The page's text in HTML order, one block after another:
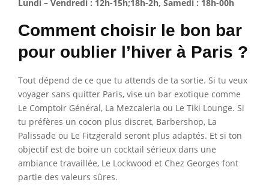
Lundi – Vendredi : 12h-15h;18h-2h, Samedi : 18h-00h
Comment choisir le bon bar
pour oublier l’hiver à Paris ?
Tout dépend de ce que tu attends de ta sortie. Si tu veux
voyager sans quitter Paris, vise un bar exotique comme
Le Comptoir Général, La Mezcaleria ou Le Tiki Lounge. Si
tu préfères un cocon plus discret, Barbershop, La
Palissade ou Le Fitzgerald seront plus adaptés. Et si ton
objectif est de boire un cocktail sérieux dans une
ambiance travaillée, Le Lockwood et Chez Georges font
partie des valeurs sûres.